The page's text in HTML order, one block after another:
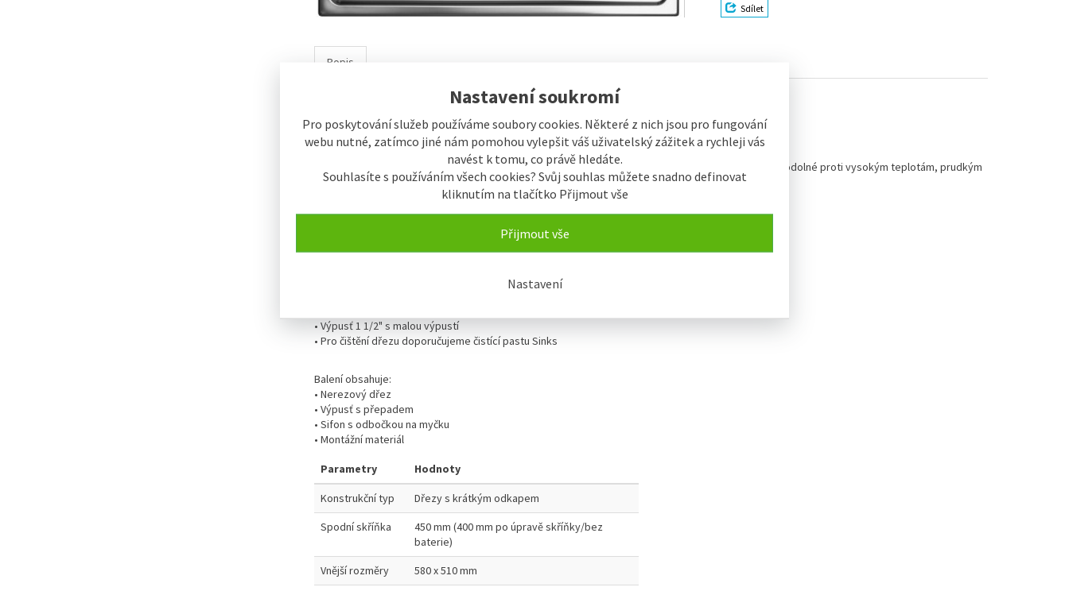
Nastavení soukromí
Pro poskytování služeb používáme soubory cookies. Některé z nich jsou pro fungování
webu nutné, zatímco jiné nám pomohou vylepšit váš uživatelský zážitek a rychleji vás
navést k tomu, co právě hledáte.
Souhlasíte s používáním všech cookies? Svůj souhlas můžete snadno definovat
kliknutím na tlačítko Přijmout vše
Přijmout vše
Nastavení
Sdílet
Popis
Nerezový jednodřez Sinks SHORT 580 M 0,5mm matný se špuntem.
Nerezové dřezy Sinks se vyznačují jednoduchou údržbou a vysokou hygienickou úrovní. Dřezy jsou odolné proti vysokým teplotám, prudkým
teplotním změnám a chemickým účinkům.Záruka 5 let.
• Dřez je vyroben z chromniklové oceli CrNi 18/10
• Pro skříňku od 400/450 mm
• Výpusť 1 1/2" s malou výpustí
• Pro čištění dřezu doporučujeme čistící pastu Sinks
Balení obsahuje:
• Nerezový dřez
• Výpusť s přepadem
• Sifon s odbočkou na myčku
• Montážní materiál
Parametry Hodnoty
Konstrukční typ
Dřezy s krátkým odkapem
Spodní skříňka
450 mm (400 mm po úpravě skříňky/bez
baterie)
Vnější rozměry
580 x 510 mm